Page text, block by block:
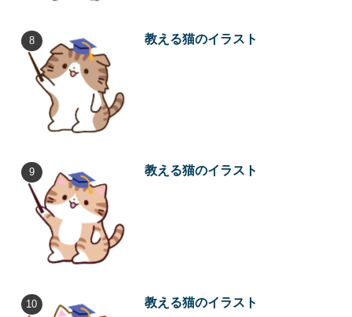
教える猫のイラスト
教える猫のイラスト
教える猫のイラスト